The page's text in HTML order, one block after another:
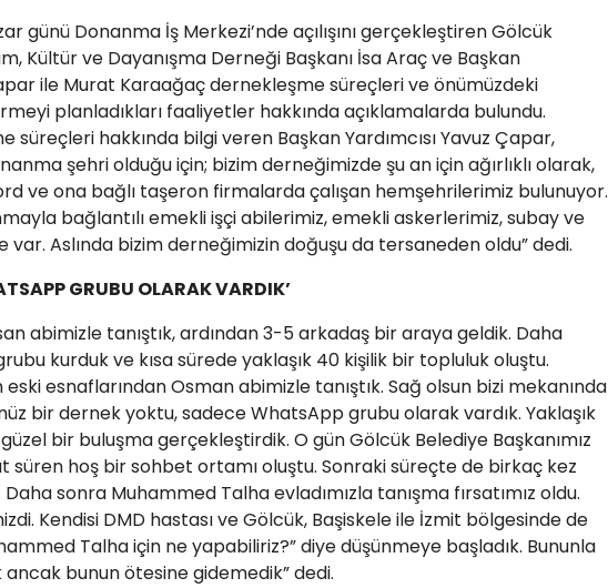
günü Donanma İş Merkezi’nde açılışını gerçekleştiren Gölcük
Kültür ve Dayanışma Derneği Başkanı İsa Araç ve Başkan
ile Murat Karaağaç dernekleşme süreçleri ve önümüzdeki
planladıkları faaliyetler hakkında açıklamalarda bulundu.
süreçleri hakkında bilgi veren Başkan Yardımcısı Yavuz Çapar,
şehri olduğu için; bizim derneğimizde şu an için ağırlıklı olarak,
ve ona bağlı taşeron firmalarda çalışan hemşehrilerimiz bulunuyor.
bağlantılı emekli işçi abilerimiz, emekli askerlerimiz, subay ve
Aslında bizim derneğimizin doğuşu da tersaneden oldu” dedi.
GRUBU OLARAK VARDIK’
abimizle tanıştık, ardından 3-5 arkadaş bir araya geldik. Daha
kurduk ve kısa sürede yaklaşık 40 kişilik bir topluluk oluştu.
eski esnaflarından Osman abimizle tanıştık. Sağ olsun bizi mekanında
bir dernek yoktu, sadece WhatsApp grubu olarak vardık. Yaklaşık
güzel bir buluşma gerçekleştirdik. O gün Gölcük Belediye Başkanımız
süren hoş bir sohbet ortamı oluştu. Sonraki süreçte de birkaç kez
sonra Muhammed Talha evladımızla tanışma fırsatımız oldu.
Kendisi DMD hastası ve Gölcük, Başiskele ile İzmit bölgesinde de
Talha için ne yapabiliriz?” diye düşünmeye başladık. Bununla
bunun ötesine gidemedik” dedi.